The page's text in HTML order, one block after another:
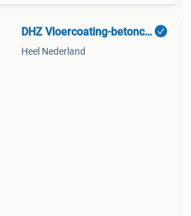
DHZ Vloercoating-betoncoating
Heel Nederland